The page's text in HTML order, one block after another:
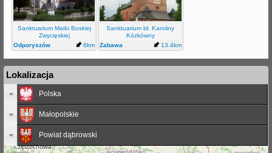
Sanktuarium Matki Boskiej
Zwycięskiej
Odporyszów
6km
Sanktuarium bł. Karoliny
Kózkówny
Zabawa
13.4km
Lokalizacja
Polska
Małopolskie
Powiat dąbrowski